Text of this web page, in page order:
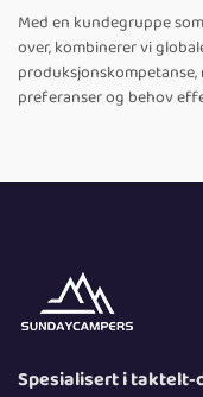
Med en kundegruppe
over, kombinerer vi
produksjonskompetanse,
preferanser og behov
Spesialisert i taktelt-